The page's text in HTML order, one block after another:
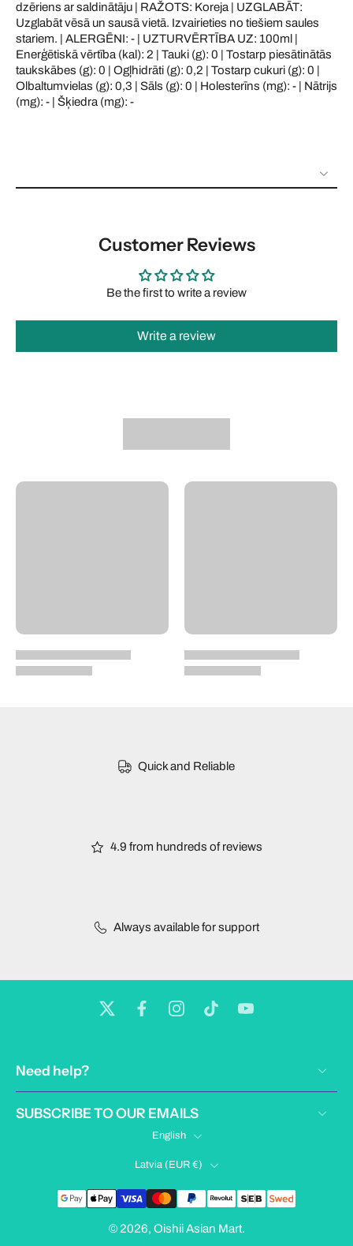
dzēriens ar saldinātāju | RAŽOTS: Koreja | UZGLABĀT:
Uzglabāt vēsā un sausā vietā. Izvairieties no tiešiem saules
stariem. | ALERGĒNI: - | UZTURVĒRTĪBA UZ: 100ml |
Enerģētiskā vērtība (kal): 2 | Tauki (g): 0 | Tostarp piesātinātās
taukskābes (g): 0 | Ogļhidrāti (g): 0,2 | Tostarp cukuri (g): 0 |
Olbaltumvielas (g): 0,3 | Sāls (g): 0 | Holesterīns (mg): - | Nātrijs
(mg): - | Šķiedra (mg): -
Customer Reviews
Be the first to write a review
Write a review
Quick and Reliable
4.9 from hundreds of reviews
Always available for support
Need help?
SUBSCRIBE TO OUR EMAILS
English
Latvia ‎(EUR €)‎
© 2026, Oishii Asian Mart.